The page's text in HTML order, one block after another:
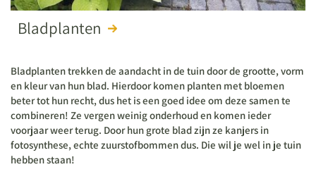
Bladplanten
Bladplanten trekken de aandacht in de tuin door de grootte, vorm
en kleur van hun blad. Hierdoor komen planten met bloemen
beter tot hun recht, dus het is een goed idee om deze samen te
combineren! Ze vergen weinig onderhoud en komen ieder
voorjaar weer terug. Door hun grote blad zijn ze kanjers in
fotosynthese, echte zuurstofbommen dus. Die wil je wel in je tuin
hebben staan!